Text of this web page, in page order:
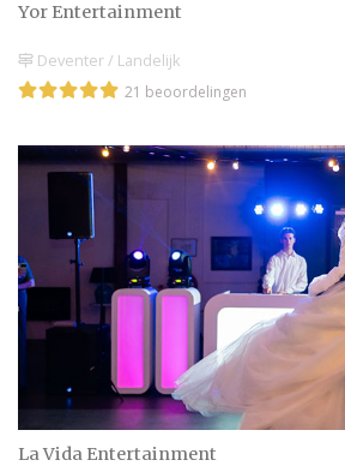
Yor Entertainment
Deventer / Landelijk
21 beoordelingen
La Vida Entertainment